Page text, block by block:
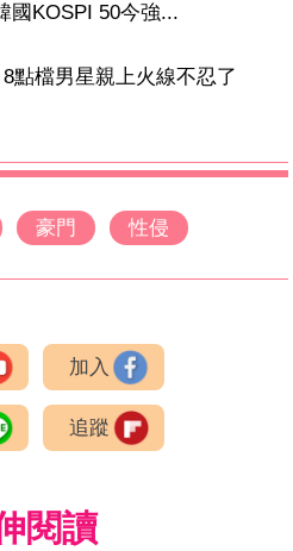
國KOSPI 50今強...
點檔男星親上火線不忍了
豪門 性侵
加入
追蹤
閱讀